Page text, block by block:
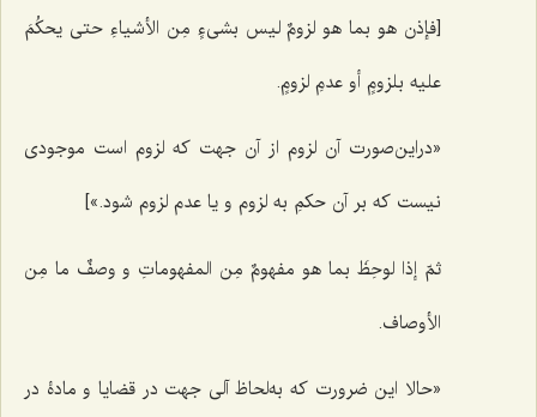
[فإذن هو بما هو لزومٌ لیس بشی‌ءٍ مِن الأشیاءِ حتى یحكُمَ
علیه بلزومٍ أو عدمِ لزومٍ.
«دراین‌صورت آن لزوم از آن جهت که لزوم است موجودی
نیست که بر آن حکمِ به لزوم و یا عدم لزوم شود.»]
ثمّ إذا لوحِظَ بما هو مفهومٌ مِن المفهوماتِ و وصفٌ ما مِن
الأوصاف.
«حالا این ضرورت كه به‌لحاظ آلى جهت در قضایا و مادۀ در